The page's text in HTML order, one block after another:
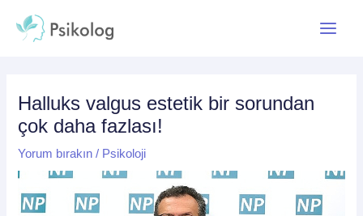
atla
Halluks valgus estetik bir sorundan
çok daha fazlası!
Yorum bırakın / Psikoloji
dolaşımı